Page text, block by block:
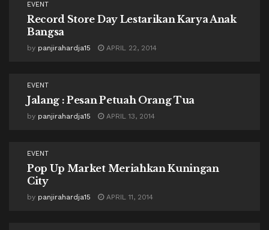
EVENT
Record Store Day Lestarikan Karya Anak
Bangsa
by panjirahardja15 APRIL 22, 2014
EVENT
Jalang : Pesan Petuah Orang Tua
by panjirahardja15 APRIL 13, 2014
EVENT
Pop Up Market Meriahkan Kuningan
City
by panjirahardja15 APRIL 11, 2014